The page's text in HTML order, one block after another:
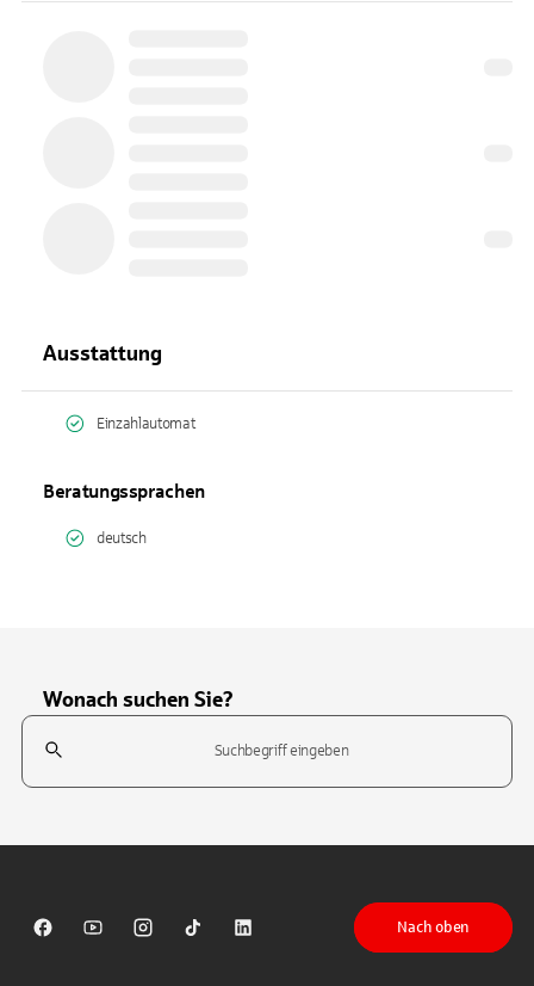
Ausstattung
Einzahlautomat
Beratungssprachen
deutsch
Wonach suchen Sie?
Suchfeld
Sparkasse auf Facebook
Sparkasse auf Youtube
Sparkasse auf Instagram
Sparkasse auf TikTok
Sparkasse auf LinkedIn
Nach oben